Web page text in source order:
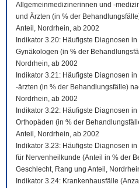
Allgemeinmedizinerinnen und -
und Ärzten (in % der
Anteil, Nordrhein, ab 2002
Indikator 3.20: Häufigste Diagnosen
Gynäkologen (in % der
Nordrhein, ab 2002
Indikator 3.21: Häufigste Diagnosen
-ärzten (in % der Behandlungsfälle)
Nordrhein, ab 2002
Indikator 3.22: Häufigste Diagnosen
Orthopäden (in % der
Anteil, Nordrhein, ab 2002
Indikator 3.23: Häufigste Diagnosen
für Nervenheilkunde (Anteil in % der
Geschlecht, Rang ung Anteil,
Indikator 3.24: Krankenhausfälle